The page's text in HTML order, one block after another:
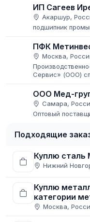
производителей,
ИП Сагеев
Акаршур,
подшипник
ПФК
Москва,
Сервис» (ООО)
ассортименте,
ООО Мед-
Самара,
Оптовый
Подходящие
Куплю сталь
Нижний
Куплю
категории
Москва,